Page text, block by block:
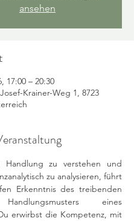
ansehen
17:00 – 20:30
Krainer-Weg 1, 8723
Handlung zu verstehen und
zu analysieren, führt
Erkenntnis des treibenden
eines
erwirbst die Kompetenz, mit